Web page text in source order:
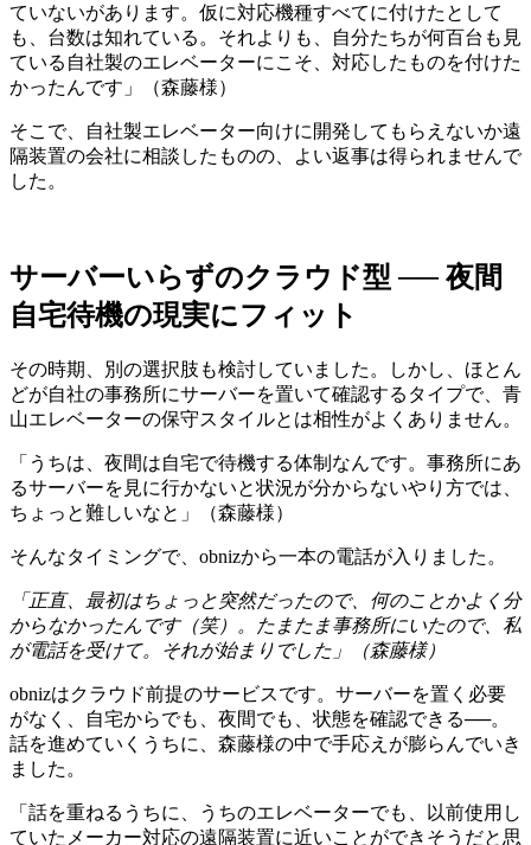
ていないがあります。仮に対応機種すべてに付けたとして
も、台数は知れている。それよりも、自分たちが何百台も見
ている自社製のエレベーターにこそ、対応したものを付けた
かったんです」（森藤様）
そこで、自社製エレベーター向けに開発してもらえないか遠
隔装置の会社に相談したものの、よい返事は得られませんで
した。
サーバーいらずのクラウド型 ── 夜間
自宅待機の現実にフィット
その時期、別の選択肢も検討していました。しかし、ほとん
どが自社の事務所にサーバーを置いて確認するタイプで、青
山エレベーターの保守スタイルとは相性がよくありません。
「うちは、夜間は自宅で待機する体制なんです。事務所にあ
るサーバーを見に行かないと状況が分からないやり方では、
ちょっと難しいなと」（森藤様）
そんなタイミングで、obnizから一本の電話が入りました。
「正直、最初はちょっと突然だったので、何のことかよく分
からなかったんです（笑）。たまたま事務所にいたので、私
が電話を受けて。それが始まりでした」（森藤様）
obnizはクラウド前提のサービスです。サーバーを置く必要
がなく、自宅からでも、夜間でも、状態を確認できる──。
話を進めていくうちに、森藤様の中で手応えが膨らんでいき
ました。
「話を重ねるうちに、うちのエレベーターでも、以前使用し
ていたメーカー対応の遠隔装置に近いことができそうだと思